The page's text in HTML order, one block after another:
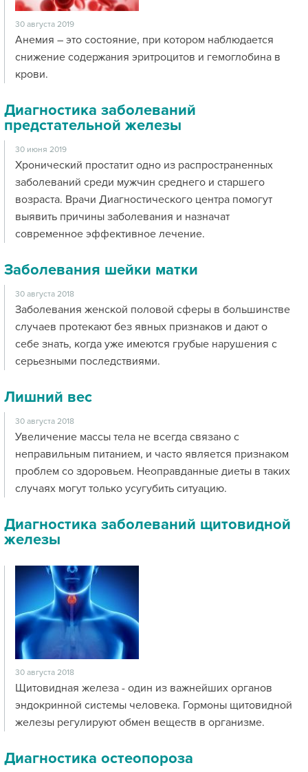
30 августа 2019
Анемия – это состояние, при котором наблюдается
снижение содержания эритроцитов и гемоглобина в
крови.
Диагностика заболеваний
предстательной железы
30 июня 2019
Хронический простатит одно из распространенных
заболеваний среди мужчин среднего и старшего
возраста. Врачи Диагностического центра помогут
выявить причины заболевания и назначат
современное эффективное лечение.
Заболевания шейки матки
30 августа 2018
Заболевания женской половой сферы в большинстве
случаев протекают без явных признаков и дают о
себе знать, когда уже имеются грубые нарушения с
серьезными последствиями.
Лишний вес
30 августа 2018
Увеличение массы тела не всегда связано с
неправильным питанием, и часто является признаком
проблем со здоровьем. Неоправданные диеты в таких
случаях могут только усугубить ситуацию.
Диагностика заболеваний щитовидной
железы
30 августа 2018
Щитовидная железа - один из важнейших органов
эндокринной системы человека. Гормоны щитовидной
железы регулируют обмен веществ в организме.
Диагностика остеопороза